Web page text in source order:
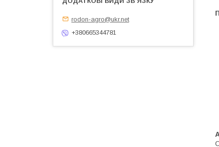
rodon-agro@ukr.net
+380665344781